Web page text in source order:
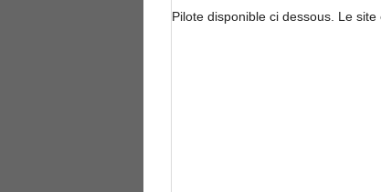
Pilote disponible ci dessous. Le site